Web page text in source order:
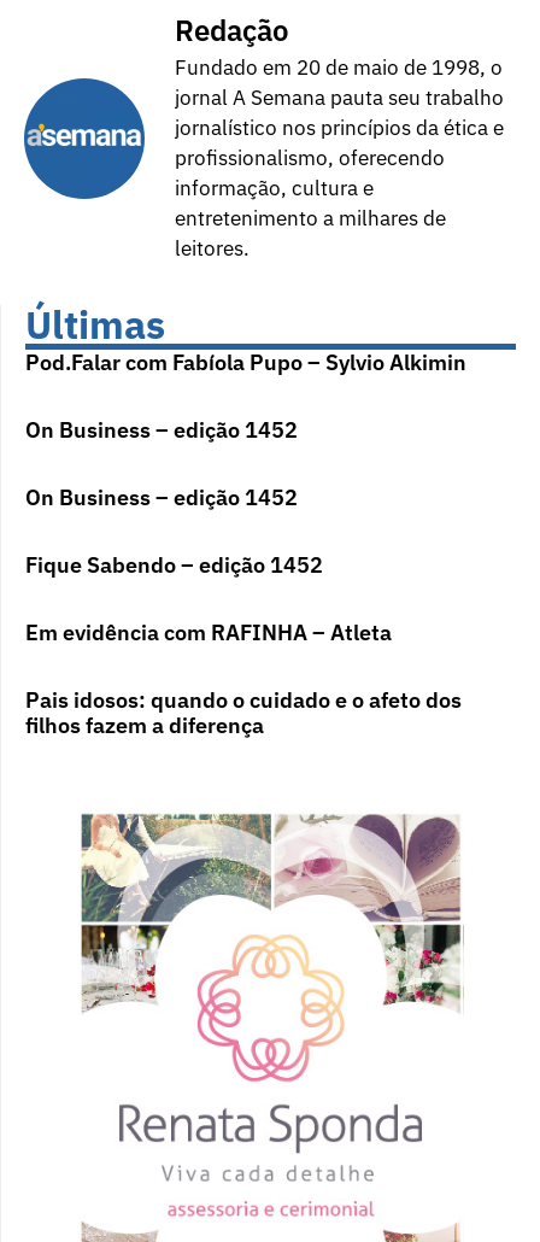
Redação
Fundado em 20 de maio de 1998, o
jornal A Semana pauta seu trabalho
jornalístico nos princípios da ética e
profissionalismo, oferecendo
informação, cultura e
entretenimento a milhares de
leitores.
Últimas
Pod.Falar com Fabíola Pupo – Sylvio Alkimin
On Business – edição 1452
On Business – edição 1452
Fique Sabendo – edição 1452
Em evidência com RAFINHA – Atleta
Pais idosos: quando o cuidado e o afeto dos
filhos fazem a diferença